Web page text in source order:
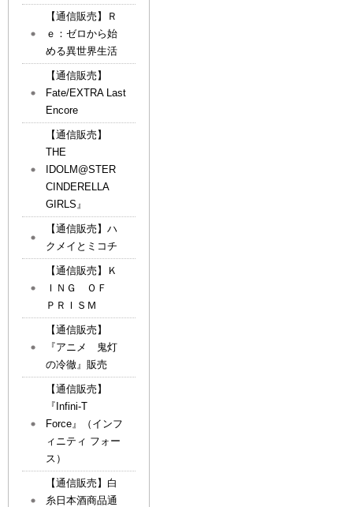
【通信販売】Ｒ
ｅ：ゼロから始
める異世界生活
【通信販売】
Fate/EXTRA Last
Encore
【通信販売】
THE
IDOLM@STER
CINDERELLA
GIRLS』
【通信販売】ハ
クメイとミコチ
【通信販売】Ｋ
ＩＮＧ ＯＦ
ＰＲＩＳＭ
【通信販売】
『アニメ 鬼灯
の冷徹』販売
【通信販売】
『Infini-T
Force』（インフ
ィニティ フォー
ス）
【通信販売】白
糸日本酒商品通